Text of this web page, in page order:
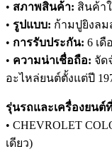
• สภาพสินค้า: สินค้า
• รูปแบบ: ก้ามปูยิงลม
• การรับประกัน: 6 เดื
• ความน่าเชื่อถือ: จัด
อะไหล่ยนต์ตั้งแต่ปี
รุ่นรถและเครื่องยนต์
• CHEVROLET
เดียว)